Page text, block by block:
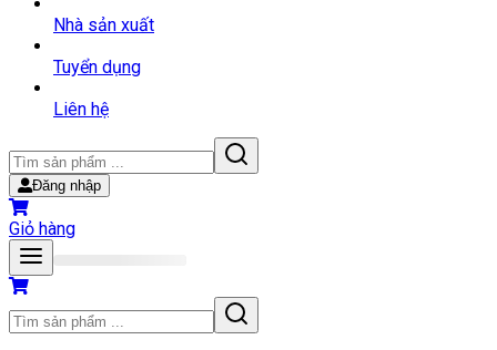
Nhà sản xuất
Tuyển dụng
Liên hệ
Đăng nhập
Giỏ hàng